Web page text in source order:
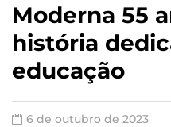
Moderna 55
história
educação
6 de outubro de 2023